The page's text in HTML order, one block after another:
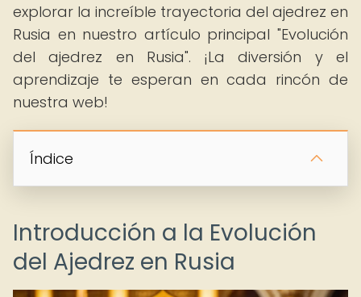
explorar la increíble trayectoria del ajedrez en
Rusia en nuestro artículo principal "Evolución
del ajedrez en Rusia". ¡La diversión y el
aprendizaje te esperan en cada rincón de
nuestra web!
Índice
Introducción a la Evolución
del Ajedrez en Rusia